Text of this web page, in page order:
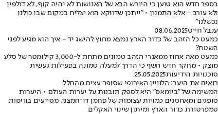
בספר חדש הוא טוען כי היורש הבא של האנושות לא יהיה קוף, לא דולפין
ולא עורב - אלא התמנון • "ייתכן שדווקא הוא יצליח במקום שבו כולנו
נכשלנו"
ענבל חייט08.06.2025
כמעט כל הזהב של כדור הארץ נמצא מחוץ להישג יד - איך הוא מגיע לפני
השטח?
כמעט מאה אחוז ממאגרי הזהב טמונים מתחת ל-3,000 קילומטר של סלע
מוצק • מחקר חדש חשף כי הדרך למעלה טמונה בפעילות געשית
סוכנויות הידיעות25.05.2025
רואים את היער: הלוויין האירופי שסופר עצים מהחלל
המשימה של "ביומאס" היא לספק תובנות על יערות העולם • היערות
סופגים ומאחסנים כמויות עצומות של פחמן דו־חמצני, מסייעים בוויסות
טמפרטורת כדור הארץ ומיתון שינוי האקלים